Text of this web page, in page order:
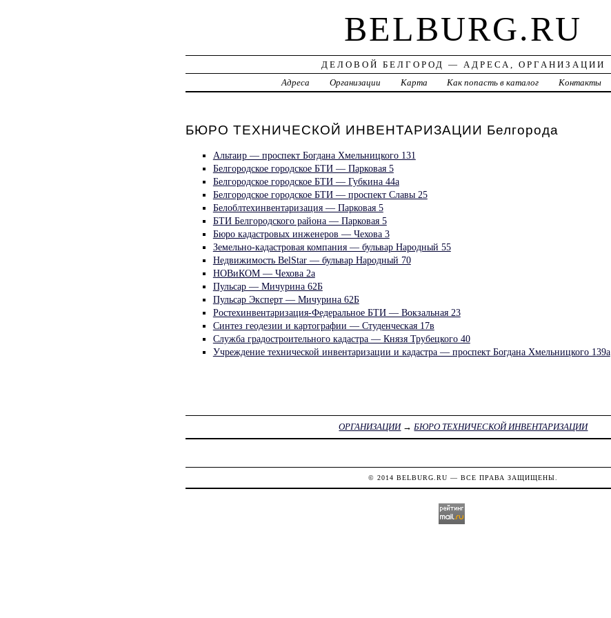
BELBURG.RU
ДЕЛОВОЙ БЕЛГОРОД — АДРЕСА, ОРГАНИЗАЦИИ
Адреса
Организации Карта Как попасть в каталог Контакты
БЮРО ТЕХНИЧЕСКОЙ ИНВЕНТАРИЗАЦИИ Белгорода
Альтаир — проспект Богдана Хмельницкого 131
Белгородское городское БТИ — Парковая 5
Белгородское городское БТИ — Губкина 44а
Белгородское городское БТИ — проспект Славы 25
Белоблтехинвентаризация — Парковая 5
БТИ Белгородского района — Парковая 5
Бюро кадастровых инженеров — Чехова 3
Земельно-кадастровая компания — бульвар Народный 55
Недвижимость BelStar — бульвар Народный 70
НОВиКОМ — Чехова 2а
Пульсар — Мичурина 62Б
Пульсар Эксперт — Мичурина 62Б
Ростехинвентаризация-Федеральное БТИ — Вокзальная 23
Синтез геодезии и картографии — Студенческая 17в
Служба градостроительного кадастра — Князя Трубецкого 40
Учреждение технической инвентаризации и кадастра — проспект Богдана Хмельницкого 139а
ОРГАНИЗАЦИИ→БЮРО ТЕХНИЧЕСКОЙ ИНВЕНТАРИЗАЦИИ
© 2014BELBURG.RU — ВСЕ ПРАВА ЗАЩИЩЕНЫ.